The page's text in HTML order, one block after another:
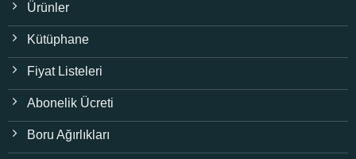
Ürünler
Kütüphane
Fiyat Listeleri
Abonelik Ücreti
Boru Ağırlıkları